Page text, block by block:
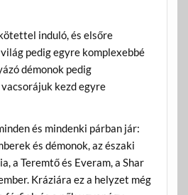
induló, és elsőre
pedig egyre komplexebbé
démonok pedig
kezd egyre
és mindenki párban jár:
és démonok, az északi
a Teremtő és Everam, a Shar
Kráziára ez a helyzet még